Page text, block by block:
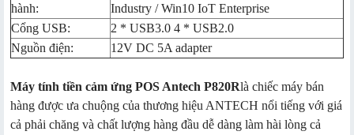
hành:
Industry / Win10 IoT Enterprise
Cổng USB:
2 * USB3.0 4 * USB2.0
Nguồn điện:
12V DC 5A adapter
Máy tính tiền cảm ứng POS Antech P820Rlà chiếc máy bán
hàng được ưa chuộng của thương hiệu ANTECH nổi tiếng với giá
cả phải chăng và chất lượng hàng đầu dễ dàng làm hài lòng cả